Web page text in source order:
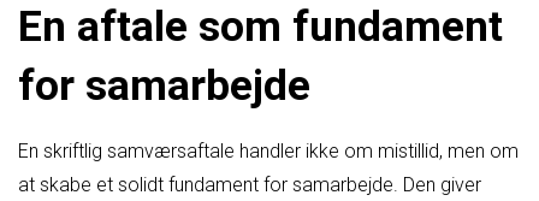
En aftale som fundament
for samarbejde
En skriftlig samværsaftale handler ikke om mistillid, men om
at skabe et solidt fundament for samarbejde. Den giver